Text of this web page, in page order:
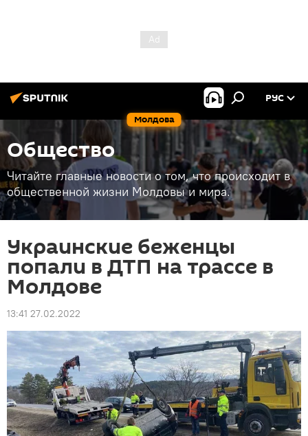
Молдова
РУС
Общество
Читайте главные новости о том, что происходит в
общественной жизни Молдовы и мира.
Украинские беженцы
попали в ДТП на трассе в
Молдове
13:41 27.02.2022